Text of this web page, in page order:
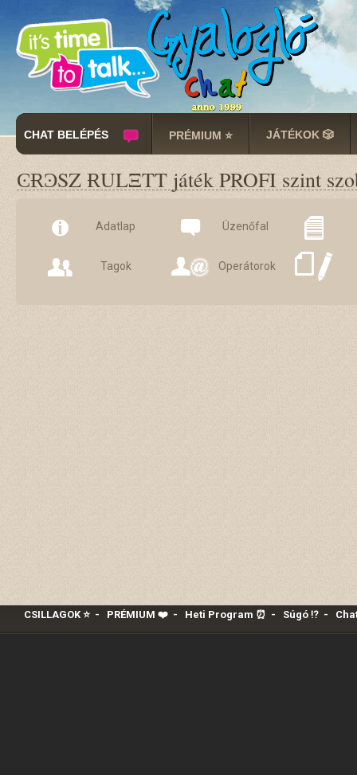
CHAT BELÉPÉS PRÉMIUM ⭐ JÁTÉKOK 🎲
ϾɌϿSZ ɌULΞTT játék PROFI szint
Adatlap Üzenőfal
Tagok Operátorok
CSILLAGOK ⭐- PRÉMIUM ❤️‍- Heti Program ⏰ - Súgó ⁉️-